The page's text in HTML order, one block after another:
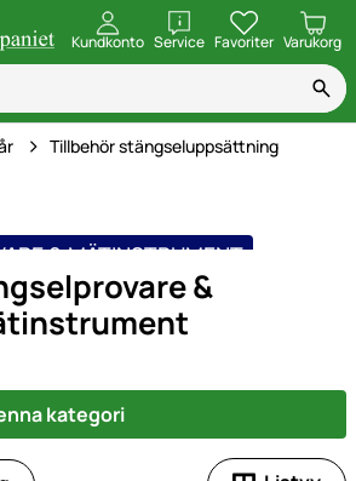
Kundkonto ServiceöppnaFavoriter Varukorg
Tillbehör stängseluppsättning
& MÄTINSTRUMENT
&
kategori